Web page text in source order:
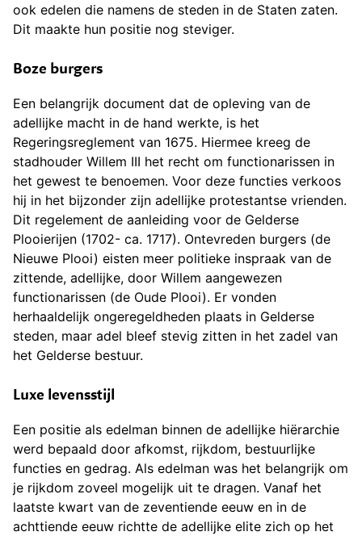
ook edelen die namens de steden in de Staten zaten.
Dit maakte hun positie nog steviger.
Boze burgers
Een belangrijk document dat de opleving van de
adellijke macht in de hand werkte, is het
Regeringsreglement van 1675. Hiermee kreeg de
stadhouder Willem III het recht om functionarissen in
het gewest te benoemen. Voor deze functies verkoos
hij in het bijzonder zijn adellijke protestantse vrienden.
Dit regelement de aanleiding voor de Gelderse
Plooierijen (1702- ca. 1717). Ontevreden burgers (de
Nieuwe Plooi) eisten meer politieke inspraak van de
zittende, adellijke, door Willem aangewezen
functionarissen (de Oude Plooi). Er vonden
herhaaldelijk ongeregeldheden plaats in Gelderse
steden, maar adel bleef stevig zitten in het zadel van
het Gelderse bestuur.
Luxe levensstijl
Een positie als edelman binnen de adellijke hiërarchie
werd bepaald door afkomst, rijkdom, bestuurlijke
functies en gedrag. Als edelman was het belangrijk om
je rijkdom zoveel mogelijk uit te dragen. Vanaf het
laatste kwart van de zeventiende eeuw en in de
achttiende eeuw richtte de adellijke elite zich op het